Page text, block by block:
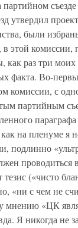
утвердил
были
в этой
как раз три
факта. Во-
комиссии, с
партийным
на пленуме я
подлинно
проводиться
(«чисто
«ни с чем не
мнению «ЦК
Я никогда